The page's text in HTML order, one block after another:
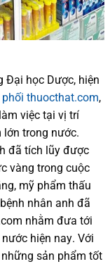
Đại học Dược, hiện
thuocthat.com,
việc tại vị trí
lớn trong nước.
đã tích lũy được
vàng trong cuộc
mỹ phẩm thấu
bệnh nhân anh đã
nhằm đưa tới
nước hiện nay. Với
sản phẩm tốt